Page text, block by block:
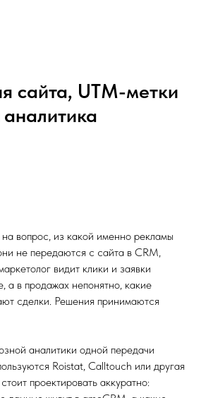
сайта, UTM-метки
аналитика
вопрос, из какой именно рекламы
не передаются с сайта в CRM,
видит клики и заявки
а в продажах непонятно, какие
сделки. Решения принимаются
аналитики одной передачи
Roistat, Calltouch или другая
проектировать аккуратно: